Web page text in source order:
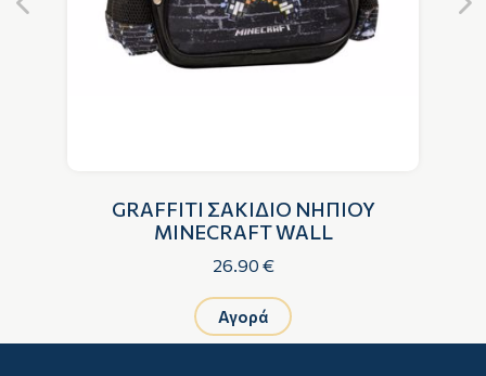
GRAFFITI ΣΑΚΙΔΙΟ ΝΗΠΙΟΥ
MINECRAFT WALL
26.90 €
Αγορά